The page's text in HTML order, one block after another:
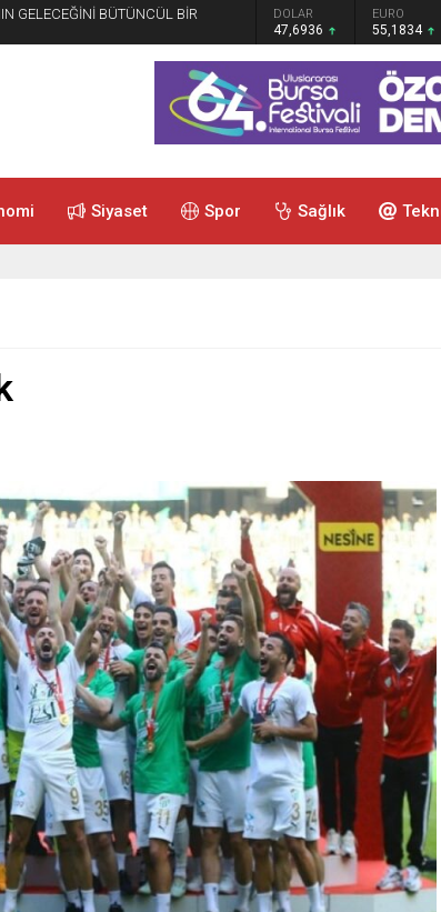
GELECEĞİNİ BÜTÜNCÜL BİRGRAM ALTIN DOLAR
47,6936
EURO
55,1834
Siyaset Spor Sağlık